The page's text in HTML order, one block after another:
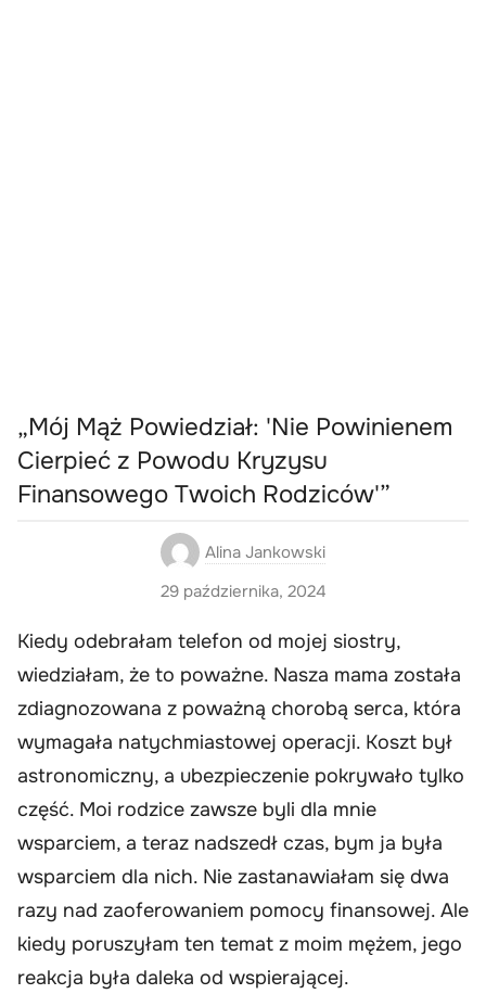
„Mój Mąż Powiedział: 'Nie Powinienem
Cierpieć z Powodu Kryzysu
Finansowego Twoich Rodziców'”
Alina Jankowski
29 października, 2024
Kiedy odebrałam telefon od mojej siostry,
wiedziałam, że to poważne. Nasza mama została
zdiagnozowana z poważną chorobą serca, która
wymagała natychmiastowej operacji. Koszt był
astronomiczny, a ubezpieczenie pokrywało tylko
część. Moi rodzice zawsze byli dla mnie
wsparciem, a teraz nadszedł czas, bym ja była
wsparciem dla nich. Nie zastanawiałam się dwa
razy nad zaoferowaniem pomocy finansowej. Ale
kiedy poruszyłam ten temat z moim mężem, jego
reakcja była daleka od wspierającej.